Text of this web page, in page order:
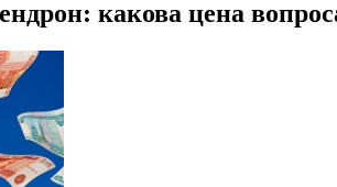
какова цена